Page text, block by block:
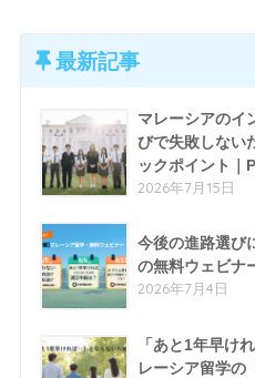
最新記事
マレーシアのイ
びで失敗しない
ックポイント｜
2026年7月15日
今後の進路選び
の無料ウェビナ
2026年7月4日
「あと1年早け
レーシア留学の